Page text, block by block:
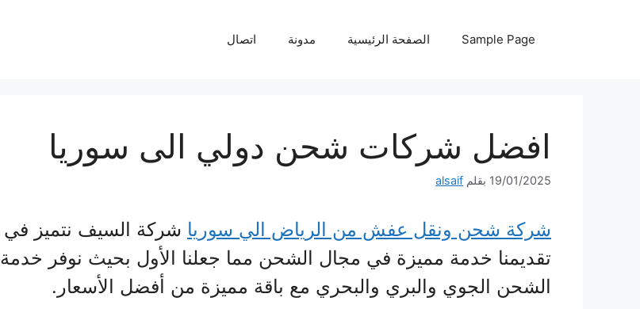
Sample Page الصفحة الرئيسية مدونة اتصال
افضل شركات شحن دولي الى سوريا
19/01/2025 بقلم alsaif
شركة شحن ونقل عفش من الرياض الي سوريا شركة السيف نتميز في
تقديمنا خدمة مميزة في مجال الشحن مما جعلنا الأول بحيث نوفر خدمة
الشحن الجوي والبري والبحري مع باقة مميزة من أفضل الأسعار.